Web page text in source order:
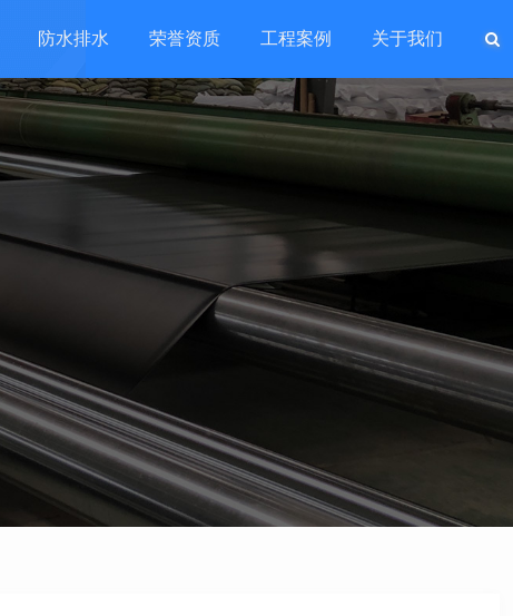
防水排水 荣誉资质 工程案例 关于我们